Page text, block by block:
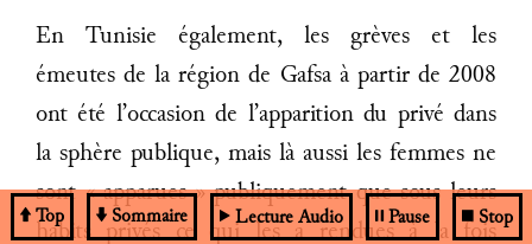
En Tunisie également, les grèves et les
émeutes de la région de Gafsa à partir de 2008
ont été l’occasion de l’apparition du privé dans
la sphère publique, mais là aussi les femmes ne
sont « apparues » publiquement que sous leurs
habits privés ce qui les a rendues à la fois
Top Sommaire Lecture Audio Pause Stop